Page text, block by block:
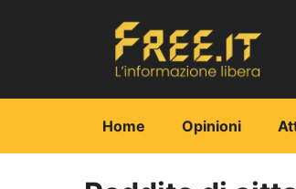
Home Opinioni